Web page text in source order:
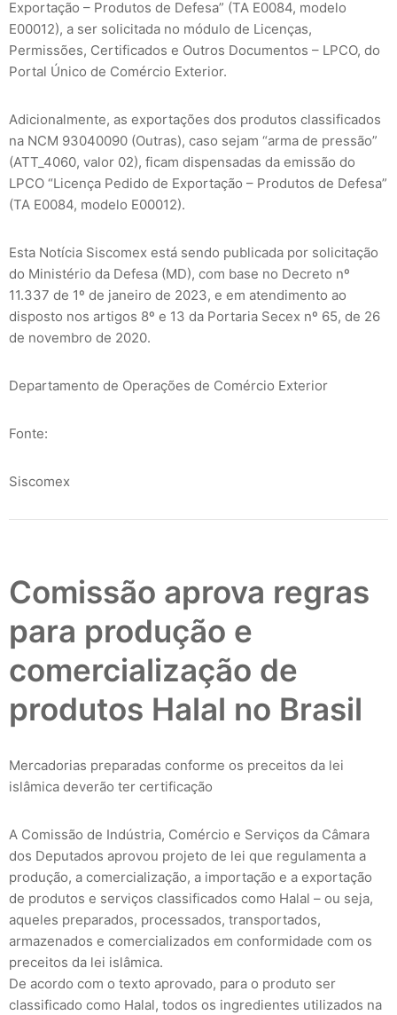
Exportação – Produtos de Defesa” (TA E0084, modelo
E00012), a ser solicitada no módulo de Licenças,
Permissões, Certificados e Outros Documentos – LPCO, do
Portal Único de Comércio Exterior.
Adicionalmente, as exportações dos produtos classificados
na NCM 93040090 (Outras), caso sejam “arma de pressão”
(ATT_4060, valor 02), ficam dispensadas da emissão do
LPCO “Licença Pedido de Exportação – Produtos de Defesa”
(TA E0084, modelo E00012).
Esta Notícia Siscomex está sendo publicada por solicitação
do Ministério da Defesa (MD), com base no Decreto nº
11.337 de 1º de janeiro de 2023, e em atendimento ao
disposto nos artigos 8º e 13 da Portaria Secex nº 65, de 26
de novembro de 2020.
Departamento de Operações de Comércio Exterior
Fonte:
Siscomex
Comissão aprova regras
para produção e
comercialização de
produtos Halal no Brasil
Mercadorias preparadas conforme os preceitos da lei
islâmica deverão ter certificação
A Comissão de Indústria, Comércio e Serviços da Câmara
dos Deputados aprovou projeto de lei que regulamenta a
produção, a comercialização, a importação e a exportação
de produtos e serviços classificados como Halal – ou seja,
aqueles preparados, processados, transportados,
armazenados e comercializados em conformidade com os
preceitos da lei islâmica.
De acordo com o texto aprovado, para o produto ser
classificado como Halal, todos os ingredientes utilizados na